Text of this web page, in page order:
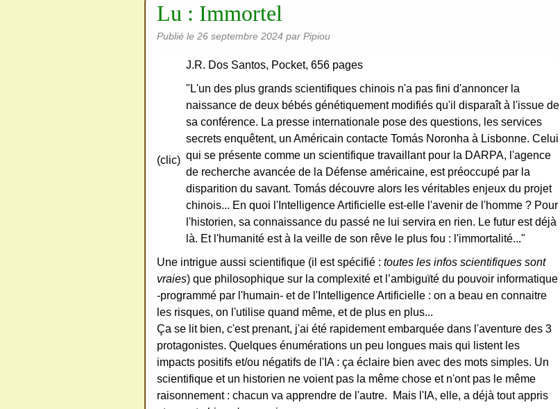
Lu : Immortel
Publié le 26 septembre 2024 par Pipiou
(clic)
J.R. Dos Santos, Pocket, 656 pages
"L'un des plus grands scientifiques chinois n'a pas fini d'annoncer la
naissance de deux bébés génétiquement modifiés qu'il disparaît à l'issue de
sa conférence. La presse internationale pose des questions, les services
secrets enquêtent, un Américain contacte Tomás Noronha à Lisbonne. Celui
qui se présente comme un scientifique travaillant pour la DARPA, l'agence
de recherche avancée de la Défense américaine, est préoccupé par la
disparition du savant. Tomás découvre alors les véritables enjeux du projet
chinois... En quoi l'Intelligence Artificielle est-elle l'avenir de l'homme ? Pour
l'historien, sa connaissance du passé ne lui servira en rien. Le futur est déjà
là. Et l'humanité est à la veille de son rêve le plus fou : l'immortalité..."
Une intrigue aussi scientifique (il est spécifié : toutes les infos scientifiques sont
vraies) que philosophique sur la complexité et l’ambiguïté du pouvoir informatique
-programmé par l'humain- et de l'Intelligence Artificielle : on a beau en connaitre
les risques, on l'utilise quand même, et de plus en plus...
Ça se lit bien, c'est prenant, j'ai été rapidement embarquée dans l'aventure des 3
protagonistes. Quelques énumérations un peu longues mais qui listent les
impacts positifs et/ou négatifs de l'IA : ça éclaire bien avec des mots simples. Un
scientifique et un historien ne voient pas la même chose et n'ont pas le même
raisonnement : chacun va apprendre de l'autre. Mais l'IA, elle, a déjà tout appris